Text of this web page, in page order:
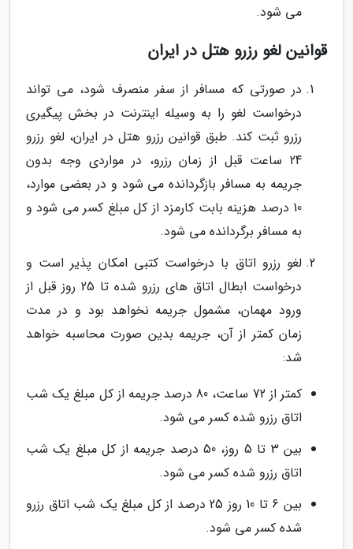
می شود.
قوانین لغو رزرو هتل در ایران
در صورتی که مسافر از سفر منصرف شود، می تواند
درخواست لغو را به وسیله اینترنت در بخش پیگیری
رزرو ثبت کند. طبق قوانین رزرو هتل در ایران، لغو رزرو
24 ساعت قبل از زمان رزرو، در مواردی وجه بدون
جریمه به مسافر بازگردانده می شود و در بعضی موارد،
10 درصد هزینه بابت کارمزد از کل مبلغ کسر می شود و
به مسافر برگردانده می شود.
لغو رزرو اتاق با درخواست کتبی امکان پذیر است و
درخواست ابطال اتاق های رزرو شده تا 25 روز قبل از
ورود مهمان، مشمول جریمه نخواهد بود و در مدت
زمان کمتر از آن، جریمه بدین صورت محاسبه خواهد
شد:
کمتر از 72 ساعت، 80 درصد جریمه از کل مبلغ یک شب
اتاق رزرو شده کسر می شود.
بین 3 تا 5 روز، 50 درصد جریمه از کل مبلغ یک شب
اتاق رزرو شده کسر می شود.
بین 6 تا 10 روز 25 درصد از کل مبلغ یک شب اتاق رزرو
شده کسر می شود.